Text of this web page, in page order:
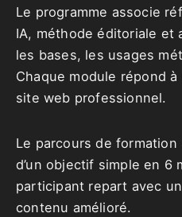
Le programme associe
IA, méthode éditoriale et
les bases, les usages
Chaque module répond
site web professionnel.
Le parcours de formation
d’un objectif simple en 6
participant repart avec
contenu amélioré.